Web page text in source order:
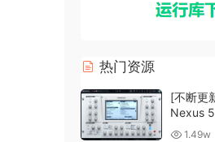
热门资源
[不断更
Nexus
套+原厂
1.49w